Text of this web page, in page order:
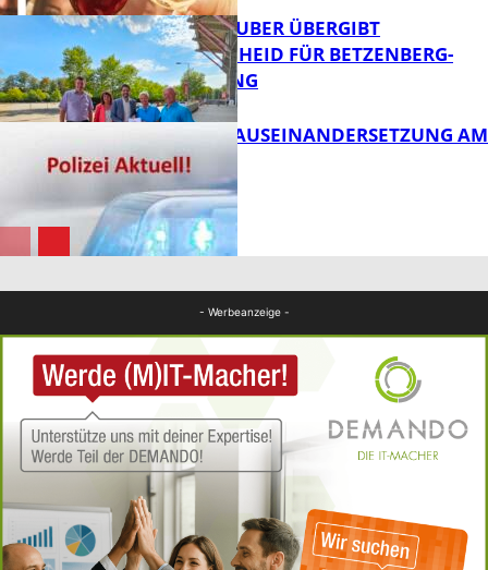
FB Kultur
MINISTER TEUBER ÜBERGIBT
FÖRDERBESCHEID FÜR BETZENBERG-
ENTWICKLUNG
HANDFESTE AUSEINANDERSETZUNG AM
PFAFFPLATZ
- Werbeanzeige -